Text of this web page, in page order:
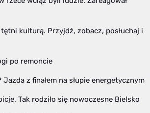
kulturą. Przyjdź, zobacz, posłuchaj i
po remoncie
Jazda z finałem na słupie energetycznym
Tak rodziło się nowoczesne Bielsko